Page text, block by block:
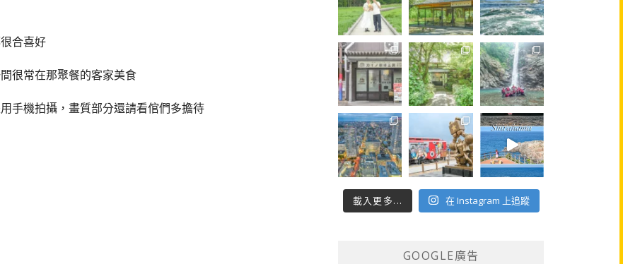
合喜好
很常在那聚餐的客家美食
手機拍攝，畫質部分還請看倌們多擔待
載入更多... 在 Instagram 上追蹤
GOOGLE廣告